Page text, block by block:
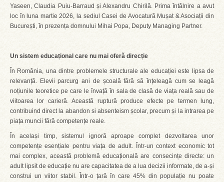
Yaseen, Claudia Puiu-Barraud și Alexandru Chirilă. Prima întâlnire a avut
loc în luna martie 2026, la sediul Casei de Avocatură Mușat & Asociații din
București, în prezența domnului Mihai Popa, Deputy Managing Partner.
Un sistem educațional care nu mai oferă direcție
În România, una dintre problemele structurale ale educației este lipsa de
relevanță. Elevii parcurg ani de școală fără să înțeleagă cum se leagă
noțiunile teoretice pe care le învață în sala de clasă de viața reală sau de
viitoarea lor carieră. Această ruptură produce efecte pe termen lung,
contribuind direct la abandon si absenteism școlar, precum și la intrarea pe
piața muncii fără competențe reale.
În același timp, sistemul ignoră aproape complet dezvoltarea unor
competențe esențiale pentru viața de adult. Într-un context economic tot
mai complex, această problemă educațională are consecințe directe: un
adult lipsit de educație nu are capacitatea de a lua decizii informate, de a-și
construi un viitor stabil. Într-o țară în care 45% din populație nu poate